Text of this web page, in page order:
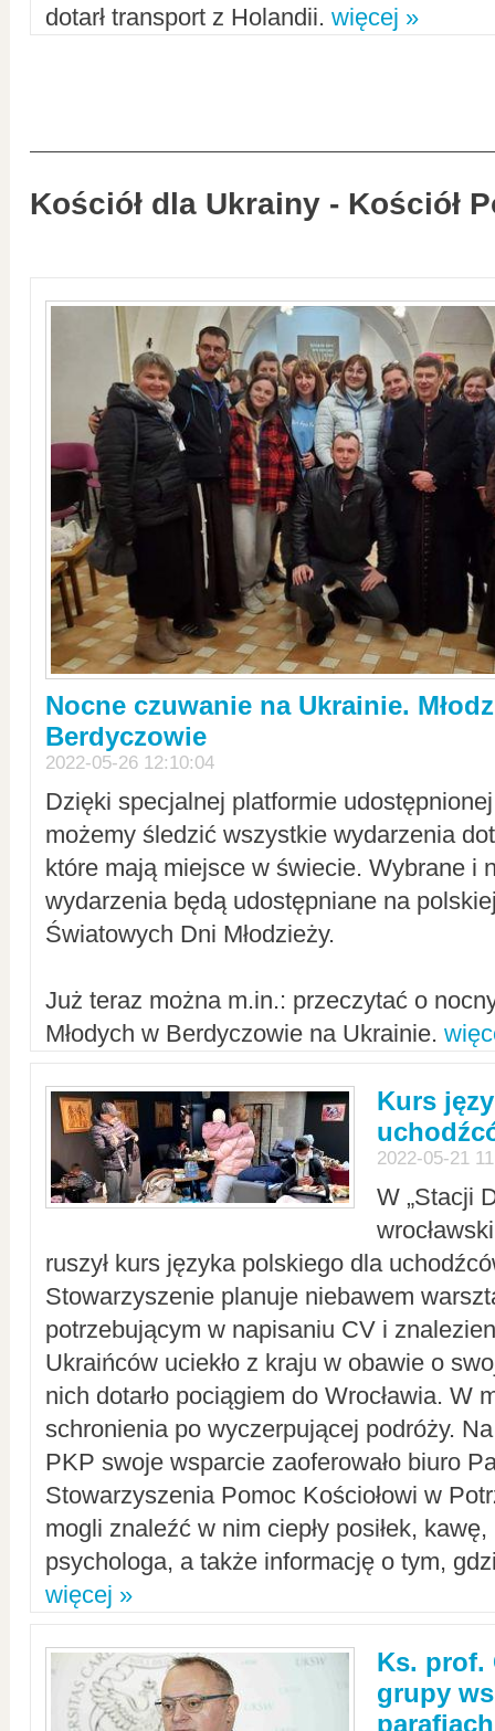
dotarł transport z Holandii. więcej »
Kościół dla Ukrainy - Kościół
Nocne czuwanie na Ukrainie.
Berdyczowie
2022-05-26 12:10:04
Dzięki specjalnej platformie
możemy śledzić wszystkie wydarzenia
które mają miejsce w świecie. Wybrane i
wydarzenia będą udostępniane na
Światowych Dni Młodzieży.
Już teraz można m.in.: przeczytać o
Młodych w Berdyczowie na Ukrainie.
Kurs
2022-05-21
W „Stacji
ruszył kurs języka polskiego dla
Stowarzyszenie planuje niebawem
potrzebującym w napisaniu CV i
Ukraińców uciekło z kraju w obawie o
nich dotarło pociągiem do Wrocławia. W
schronienia po wyczerpującej podróży.
PKP swoje wsparcie zaoferowało biuro
Stowarzyszenia Pomoc Kościołowi w
mogli znaleźć w nim ciepły posiłek,
psychologa, a także informację o tym,
więcej »
Ks. prof.
grupy
parafiach